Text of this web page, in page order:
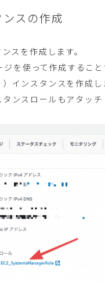
スの作成
スを作成します。
を使って作成するこ
インスタンスを作成し
ンスロールもアタッチ